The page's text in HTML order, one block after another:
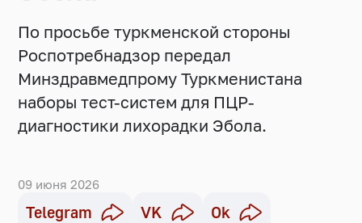
По просьбе туркменской стороны
Роспотребнадзор передал
Минздравмедпрому Туркменистана
наборы тест-систем для ПЦР-
диагностики лихорадки Эбола.
09 июня 2026
Telegram VK Ok